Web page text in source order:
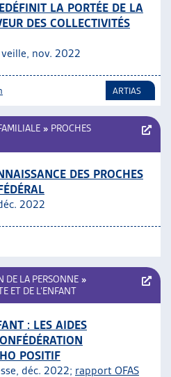
LA PORTÉE DE LA
DES COLLECTIVITÉS
nov. 2022
ARTIAS
» PROCHES
DES PROCHES
2022
DE LA PERSONNE »
ET DE L’ENFANT
: LES AIDES
POSITIF
déc. 2022; rapport OFAS